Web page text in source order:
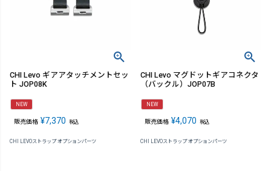
CHI Levo ギアアタッチメントセッ
ト JOP08K
NEW
販売価格 ¥7,370 税込
CHI LEVOストラップ オプションパーツ
CHI Levo マグドットギアコネクタ
（バックル）JOP07B
NEW
販売価格 ¥4,070 税込
CHI LEVOストラップ オプションパーツ